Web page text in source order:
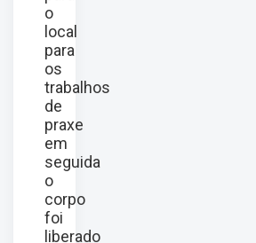
o
local
para
os
trabalhos
de
praxe
em
seguida
o
corpo
foi
liberado